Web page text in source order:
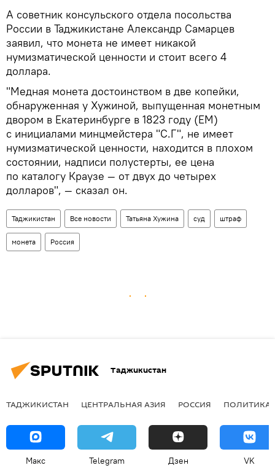
А советник консульского отдела посольства
России в Таджикистане Александр Самарцев
заявил, что монета не имеет никакой
нумизматической ценности и стоит всего 4
доллара.
"Медная монета достоинством в две копейки,
обнаруженная у Хужиной, выпущенная монетным
двором в Екатеринбурге в 1823 году (ЕМ)
с инициалами минцмейстера "С.Г", не имеет
нумизматической ценности, находится в плохом
состоянии, надписи полустерты, ее цена
по каталогу Краузе — от двух до четырех
долларов", — сказал он.
Таджикистан Все новости Татьяна Хужина суд штраф
монета Россия
Таджикистан
ТАДЖИКИСТАН ЦЕНТРАЛЬНАЯ АЗИЯ РОССИЯ ПОЛИТИКА
Макс Telegram Дзен VK